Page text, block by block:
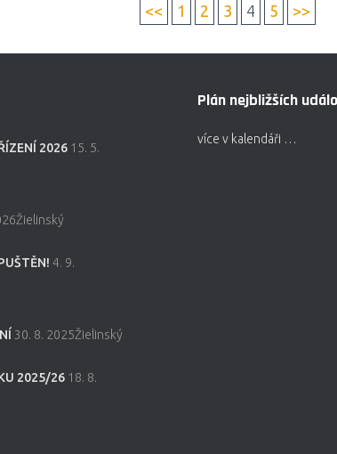
<< 1 2 3 4 5 >>
2026 15. 5.
4. 9.
30. 8. 2025Žielinský
2025/26 18. 8.
Plán nejbližších
více v kalendáři …